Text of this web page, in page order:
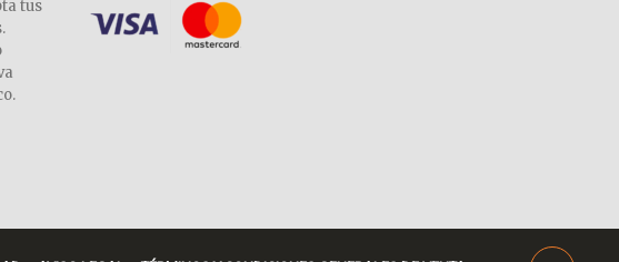
tus